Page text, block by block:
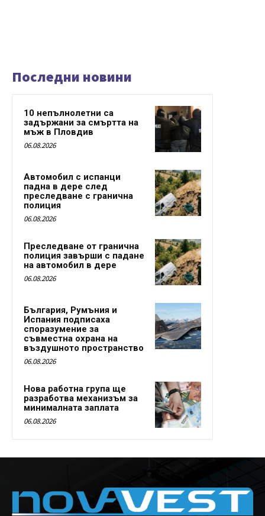
Последни новини
10 непълнолетни са
задържани за смъртта на
мъж в Пловдив
06.08.2026
Автомобил с испанци
падна в дере след
преследване с гранична
полиция
06.08.2026
Преследване от гранична
полиция завърши с падане
на автомобил в дере
06.08.2026
България, Румъния и
Испания подписаха
споразумение за
съвместна охрана на
въздушното пространство
06.08.2026
Нова работна група ще
разработва механизъм за
минималната заплата
06.08.2026